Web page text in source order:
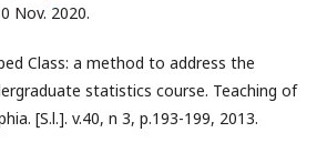
Nov. 2020.
Class: a method to address the
statistics course. Teaching of
[S.l.]. v.40, n 3, p.193-199, 2013.